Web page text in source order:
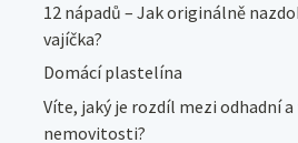
12 nápadů – Jak originálně
vajíčka?
Domácí plastelína
Víte, jaký je rozdíl mezi odhadní
nemovitosti?